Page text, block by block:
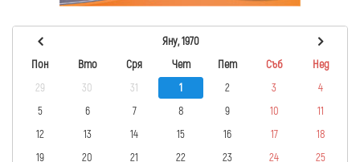
Яну, 1970
Пон
Вто Сря Чет Пет Съб
Нед
29
30 31 1 2 3
4
5
6 7 8 9 10
11
12
13 14 15 16 17
18
19
20 21 22 23 24 25